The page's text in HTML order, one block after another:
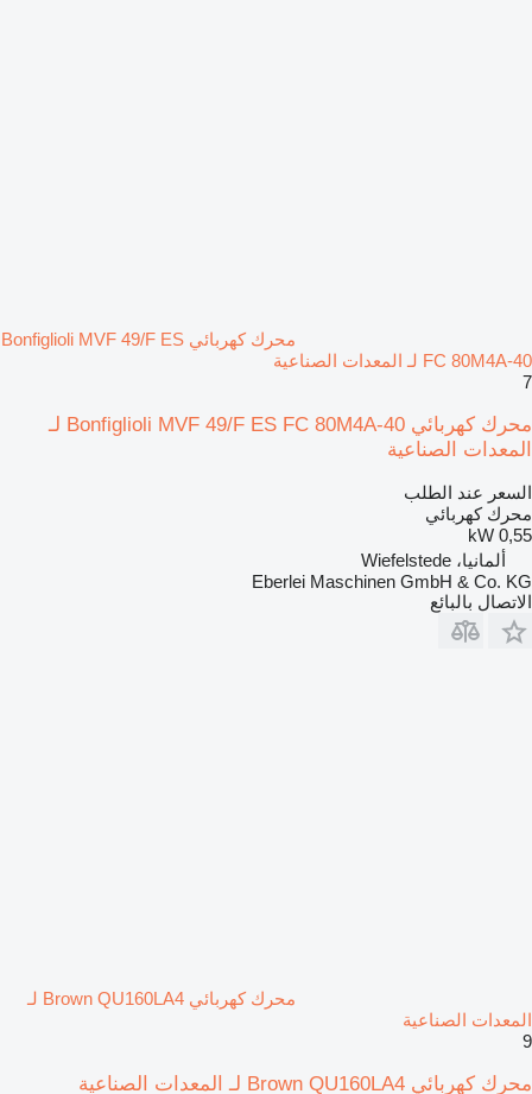
محرك كهربائي Bonfiglioli MVF 49/F ES
FC 80M4A-40 لـ المعدات الصناعية
7
محرك كهربائي Bonfiglioli MVF 49/F ES FC 80M4A-40 لـ
المعدات الصناعية
السعر عند الطلب
محرك كهربائي
0,55 kW
ألمانيا، Wiefelstede
Eberlei Maschinen GmbH & Co. KG
الاتصال بالبائع
محرك كهربائي Brown QU160LA4 لـ
المعدات الصناعية
9
محرك كهربائي Brown QU160LA4 لـ المعدات الصناعية